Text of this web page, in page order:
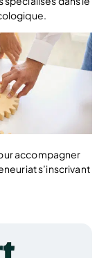
accompagner
s’inscrivant